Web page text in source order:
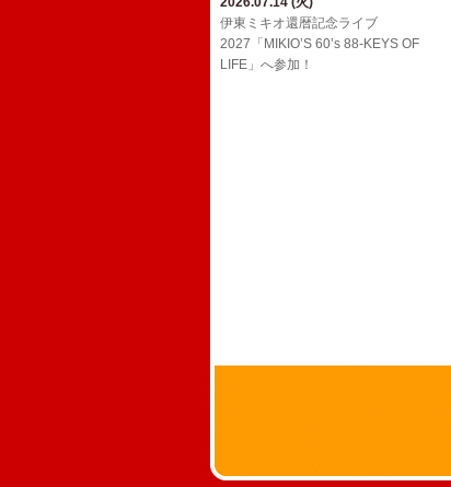
2026.02.01 (日)
YouTube「上田禎的音楽史 vol.1」に出
演！
2026.03.24 (火)
ウルフルケイスケ生配信番組「マジカ
ルチェインTV」3月号！
ジョンB〜Media情報【2月】
2026.01.19 (月)
ジョンB〜Media情報【1月】
伊東ミキオ還暦記念ライブ
2027「MIKIO’S 60’s 88-KEYS OF
LIFE」へ参加！
刊TANCON」を公開！